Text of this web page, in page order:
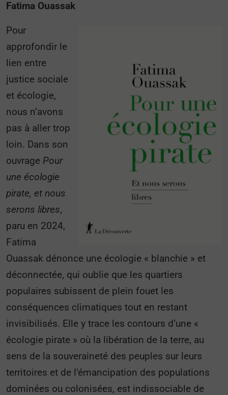
Fatima Ouassak
Pour
approfondir le
lien entre
justice sociale
et écologie,
nous n’avons
pas à aller trop
loin. Dans son
ouvrage Pour
une écologie
pirate, et nous
serons libres,
paru en 2024,
Fatima
Ouassak dénonce une écologie « blanchie » et
déconnectée, qui oublie que les quartiers
populaires subissent de plein fouet les
conséquences climatiques tout en restant
invisibilisés. Elle y trace les contours d’une «
écologie pirate » où la libération de la terre, au
sens de la souveraineté des peuples sur leurs
territoires et de l’émancipation des populations
dominées ou colonisées, est indissociable de